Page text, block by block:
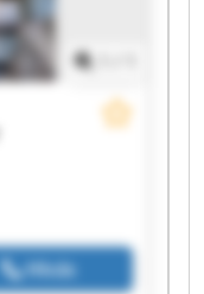
Hívás